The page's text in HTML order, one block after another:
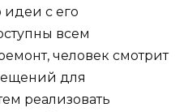
идеи с его
всем
человек смотрит
для
реализовать